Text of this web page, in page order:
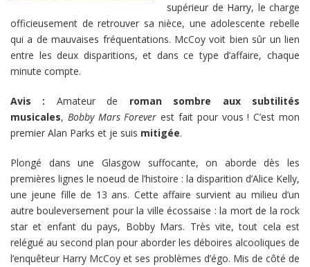
supérieur de Harry, le charge
officieusement de retrouver sa nièce, une adolescente rebelle
qui a de mauvaises fréquentations. McCoy voit bien sûr un lien
entre les deux disparitions, et dans ce type d’affaire, chaque
minute compte.
Avis : Amateur de roman sombre aux subtilités
musicales, Bobby Mars Forever est fait pour vous ! C’est mon
premier Alan Parks et je suis mitigée.
Plongé dans une Glasgow suffocante, on aborde dès les
premières lignes le noeud de l’histoire : la disparition d’Alice Kelly,
une jeune fille de 13 ans. Cette affaire survient au milieu d’un
autre bouleversement pour la ville écossaise : la mort de la rock
star et enfant du pays, Bobby Mars. Très vite, tout cela est
relégué au second plan pour aborder les déboires alcooliques de
l’enquêteur Harry McCoy et ses problèmes d’égo. Mis de côté de